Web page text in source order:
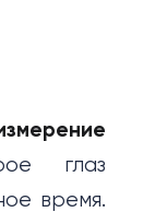
глаз
время.